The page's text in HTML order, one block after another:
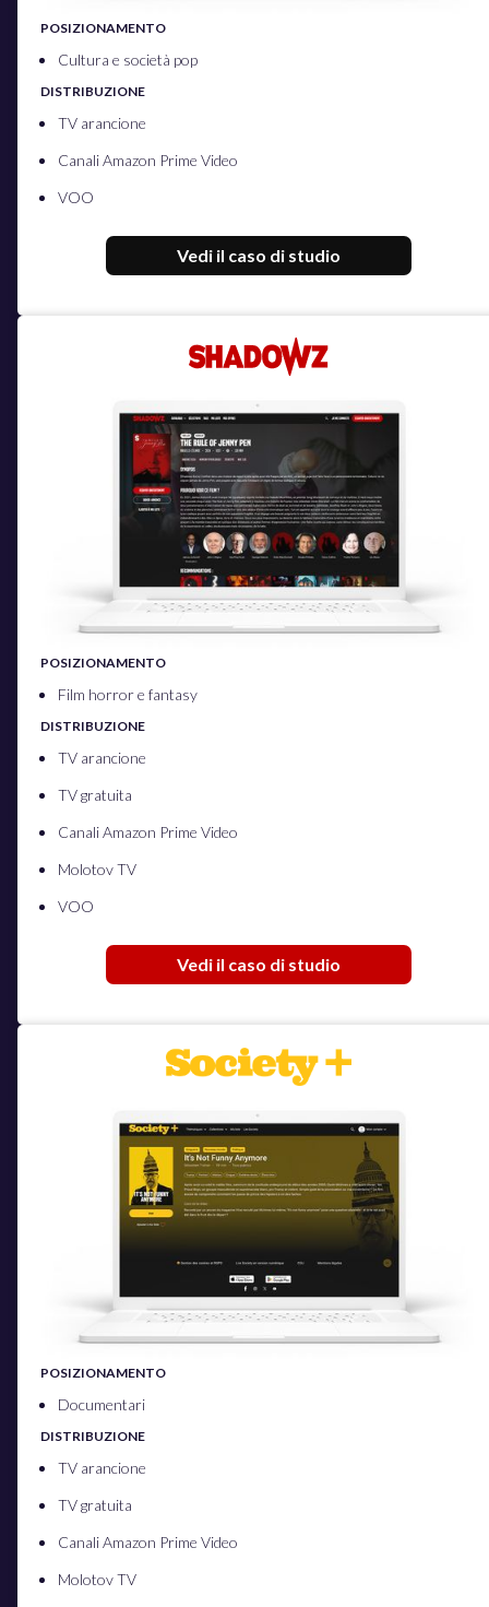
POSIZIONAMENTO
Cultura e società pop
DISTRIBUZIONE
TV arancione
Canali Amazon Prime Video
VOO
Vedi il caso di studio
POSIZIONAMENTO
Film horror e fantasy
DISTRIBUZIONE
TV arancione
TV gratuita
Canali Amazon Prime Video
Molotov TV
VOO
Vedi il caso di studio
POSIZIONAMENTO
Documentari
DISTRIBUZIONE
TV arancione
TV gratuita
Canali Amazon Prime Video
Molotov TV